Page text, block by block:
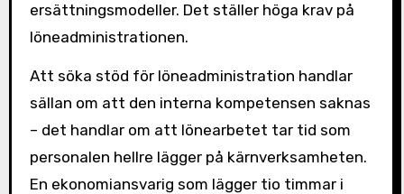
ersättningsmodeller. Det ställer höga krav på
löneadministrationen.
Att söka stöd för löneadministration handlar
sällan om att den interna kompetensen saknas
– det handlar om att lönearbetet tar tid som
personalen hellre lägger på kärnverksamheten.
En ekonomiansvarig som lägger tio timmar i